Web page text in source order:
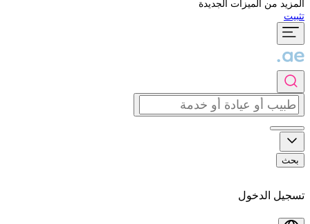
المزيد من الميزات الجديدة
تثبيت
بحث
تسجيل الدخول